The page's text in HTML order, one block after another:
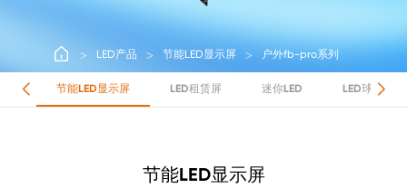
LED产品 节能LED显示屏 户外fb-pro系列
节能LED显示屏 LED租赁屏 迷你LED LED球场屏
节能LED显示屏